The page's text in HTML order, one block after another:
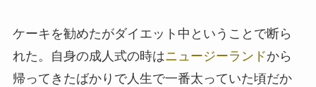
ケーキを勧めたがダイエット中ということで断ら
れた。自身の成人式の時はニュージーランドから
帰ってきたばかりで人生で一番太っていた頃だか